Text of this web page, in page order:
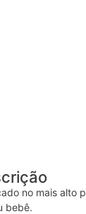
no mais alto
bebê.